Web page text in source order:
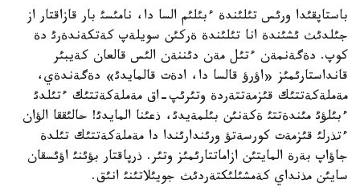
باستاپقئدا ورئس تئلئندة ءبئلئم السا دا، نامئسئ بار قازاقتار از
جئلدئث ئشئندة انا تئلئندة ةركئن سويلةپ كةتكةندةرئ دة
كوپ. دةگةنمةن ءتئل مةن دئننةن الئس قالعان كةيبئر
قانداستارئمئز «اؤرؤ قالسا دا، ادةت قالمايدئ» دةگةندةي،
مةملةكةتتئك قئزمةتتةردة وتئرئپ-اق مةملةكةتتئك ءتئلدئ
ءبئلؤئ مئندةتتئ ةكةنئن بئلمةيدئ، ذعئنا المايدئ! حالئققا الؤان
ءتذرلئ قئزمةت كورسةتؤ ورئندارئندا دا مةملةكةتتئك تئلدة
جاؤاپ بةرة المايتئن ازاماتتارئمئز وتئر. ذرپاقتار بؤئنئ اؤئسقان
سايئن مذنداي كةمشئلئكتةردئث جويئلاتئنئ انئق.